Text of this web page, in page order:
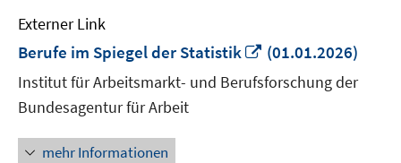
Externer Link
Berufe im Spiegel der Statistik
In
neuem
Fenster
(01.01.2026)
Institut für Arbeitsmarkt- und Berufsforschung der
Bundesagentur für Arbeit
mehr Informationen